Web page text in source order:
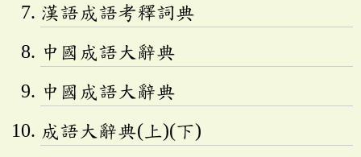
漢語成語考釋詞典
中國成語大辭典
中國成語大辭典
成語大辭典(上)(下)